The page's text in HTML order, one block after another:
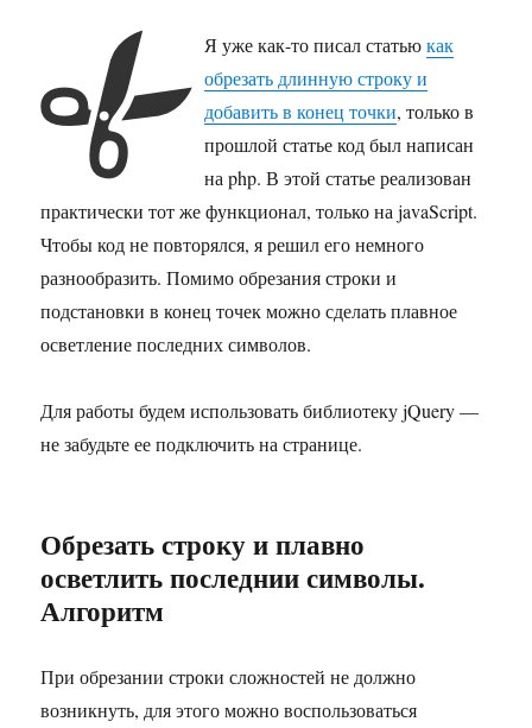
Я уже как-то писал статьюкак
обрезать длинную строку и
добавить в конец точки, только в
прошлой статье код был написан
на php. В этой статье реализован
практически тот же функционал, только на javaScript.
Чтобы код не повторялся, я решил его немного
разнообразить. Помимо обрезания строки и
подстановки в конец точек можно сделать плавное
осветление последних символов.
Для работы будем использовать библиотеку jQuery —
не забудьте ее подключить на странице.
Обрезать строку и плавно
осветлить последнии символы.
Алгоритм
При обрезании строки сложностей не должно
возникнуть, для этого можно воспользоваться